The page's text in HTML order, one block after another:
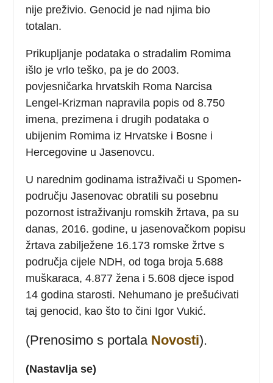
nije preživio. Genocid je nad njima bio
totalan.
Prikupljanje podataka o stradalim Romima
išlo je vrlo teško, pa je do 2003.
povjesničarka hrvatskih Roma Narcisa
Lengel-Krizman napravila popis od 8.750
imena, prezimena i drugih podataka o
ubijenim Romima iz Hrvatske i Bosne i
Hercegovine u Jasenovcu.
U narednim godinama istraživači u Spomen-
području Jasenovac obratili su posebnu
pozornost istraživanju romskih žrtava, pa su
danas, 2016. godine, u jasenovačkom popisu
žrtava zabilježene 16.173 romske žrtve s
područja cijele NDH, od toga broja 5.688
muškaraca, 4.877 žena i 5.608 djece ispod
14 godina starosti. Nehumano je prešućivati
taj genocid, kao što to čini Igor Vukić.
(Prenosimo s portala Novosti).
(Nastavlja se)